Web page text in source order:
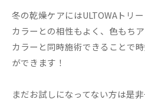
冬の乾燥ケアにはULTOWAトリ
カラーとの相性もよく、色もち
カラーと同時施術できることで
ができます！
まだお試しになってない方は是非